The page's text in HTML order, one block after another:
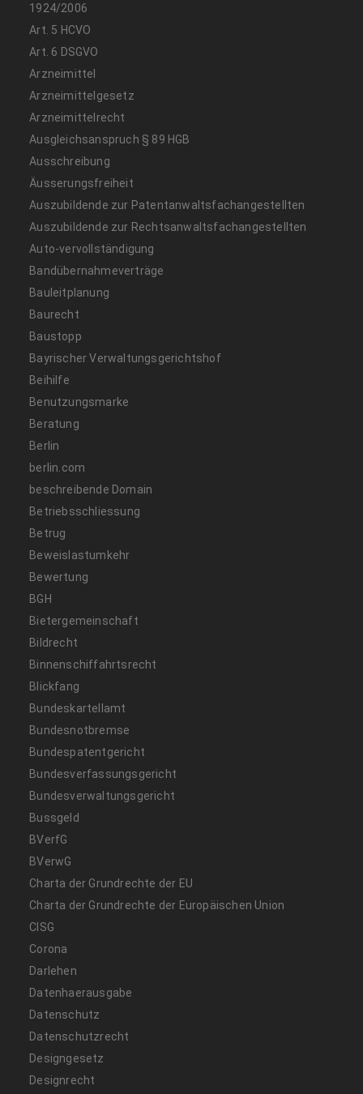
1924/2006
Art. 5 HCVO
Art. 6 DSGVO
Arzneimittel
Arzneimittelgesetz
Arzneimittelrecht
Ausgleichsanspruch § 89 HGB
Ausschreibung
Äusserungsfreiheit
Auszubildende zur Patentanwaltsfachangestellten
Auszubildende zur Rechtsanwaltsfachangestellten
Auto-vervollständigung
Bandübernahmeverträge
Bauleitplanung
Baurecht
Baustopp
Bayrischer Verwaltungsgerichtshof
Beihilfe
Benutzungsmarke
Beratung
Berlin
berlin.com
beschreibende Domain
Betriebsschliessung
Betrug
Beweislastumkehr
Bewertung
BGH
Bietergemeinschaft
Bildrecht
Binnenschiffahrtsrecht
Blickfang
Bundeskartellamt
Bundesnotbremse
Bundespatentgericht
Bundesverfassungsgericht
Bundesverwaltungsgericht
Bussgeld
BVerfG
BVerwG
Charta der Grundrechte der EU
Charta der Grundrechte der Europäischen Union
CISG
Corona
Darlehen
Datenhaerausgabe
Datenschutz
Datenschutzrecht
Designgesetz
Designrecht